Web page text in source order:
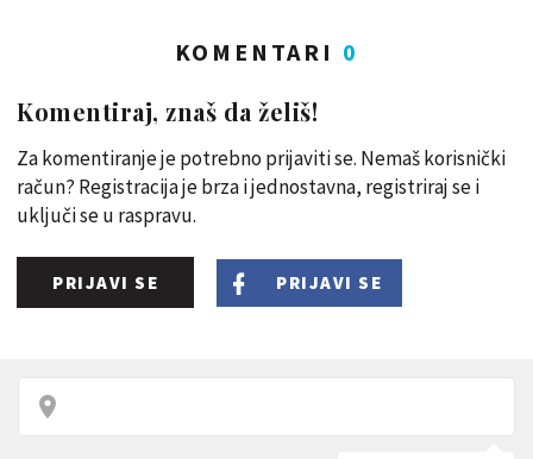
KOMENTARI 0
Komentiraj, znaš da želiš!
Za komentiranje je potrebno prijaviti se. Nemaš korisnički
račun? Registracija je brza i jednostavna, registriraj se i
uključi se u raspravu.
PRIJAVI SE PRIJAVI SE